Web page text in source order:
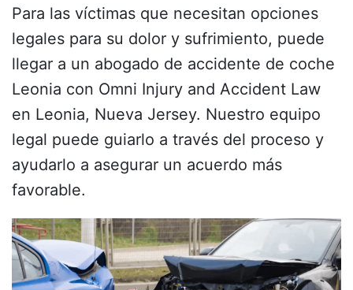
Para las víctimas que necesitan opciones
legales para su dolor y sufrimiento, puede
llegar a un abogado de accidente de coche
Leonia con Omni Injury and Accident Law
en Leonia, Nueva Jersey. Nuestro equipo
legal puede guiarlo a través del proceso y
ayudarlo a asegurar un acuerdo más
favorable.